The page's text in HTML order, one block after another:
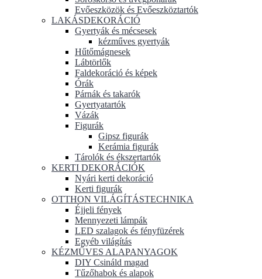
Evőeszközök és Evőeszköztartók
LAKÁSDEKORÁCIÓ
Gyertyák és mécsesek
kézműves gyertyák
Hűtőmágnesek
Lábtörlők
Faldekoráció és képek
Órák
Párnák és takarók
Gyertyatartók
Vázák
Figurák
Gipsz figurák
Kerámia figurák
Tárolók és ékszertartók
KERTI DEKORÁCIÓK
Nyári kerti dekoráció
Kerti figurák
OTTHON VILÁGÍTÁSTECHNIKA
Éjjeli fények
Mennyezeti lámpák
LED szalagok és fényfüzérek
Egyéb világítás
KÉZMŰVES ALAPANYAGOK
DIY Csináld magad
Tűzőhabok és alapok